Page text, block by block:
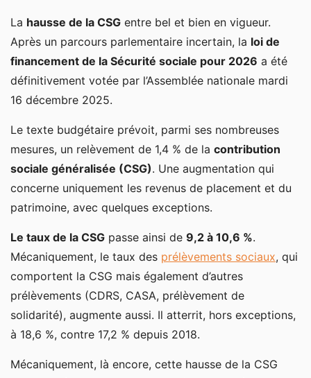
Assurance vie et contrat de capitalisation
Revenus fonciers et plus-values immobilières
PEL, CEL et PEP
Placements relevant du cas particulier des taux
Liste des revenus de placement et du patrimoine
qui subissent la hausse de la CSG
Augmentation de la CSG au 1er janvier 2025 sur les
revenus du patrimoine
Hausse de la CSG au 1er janvier 2026 sur les revenus
de placement
La hausse de la CSG entre bel et bien en vigueur.
Après un parcours parlementaire incertain, la loi de
financement de la Sécurité sociale pour 2026 a été
définitivement votée par l’Assemblée nationale mardi
16 décembre 2025.
Le texte budgétaire prévoit, parmi ses nombreuses
mesures, un relèvement de 1,4 % de la contribution
sociale généralisée (CSG). Une augmentation qui
concerne uniquement les revenus de placement et du
patrimoine, avec quelques exceptions.
Le taux de la CSG passe ainsi de 9,2 à 10,6 %.
Mécaniquement, le taux des prélèvements sociaux, qui
comportent la CSG mais également d’autres
prélèvements (CDRS, CASA, prélèvement de
solidarité), augmente aussi. Il atterrit, hors exceptions,
à 18,6 %, contre 17,2 % depuis 2018.
Mécaniquement, là encore, cette hausse de la CSG